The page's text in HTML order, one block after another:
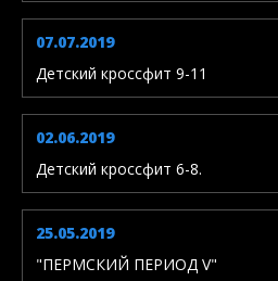
07.07.2019
Детский кроссфит 9-11
02.06.2019
Детский кроссфит 6-8.
25.05.2019
"ПЕРМСКИЙ ПЕРИОД V"